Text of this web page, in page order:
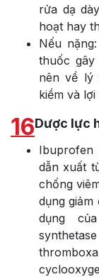
rửa dạ
hoạt hay
Nếu
thuốc
nên về lý
kiềm và lợi
16Dược lực
dẫn xuất
chống
dụng
dụng